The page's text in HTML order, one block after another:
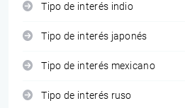
Tipo de interés indio
Tipo de interés japonés
Tipo de interés mexicano
Tipo de interés ruso